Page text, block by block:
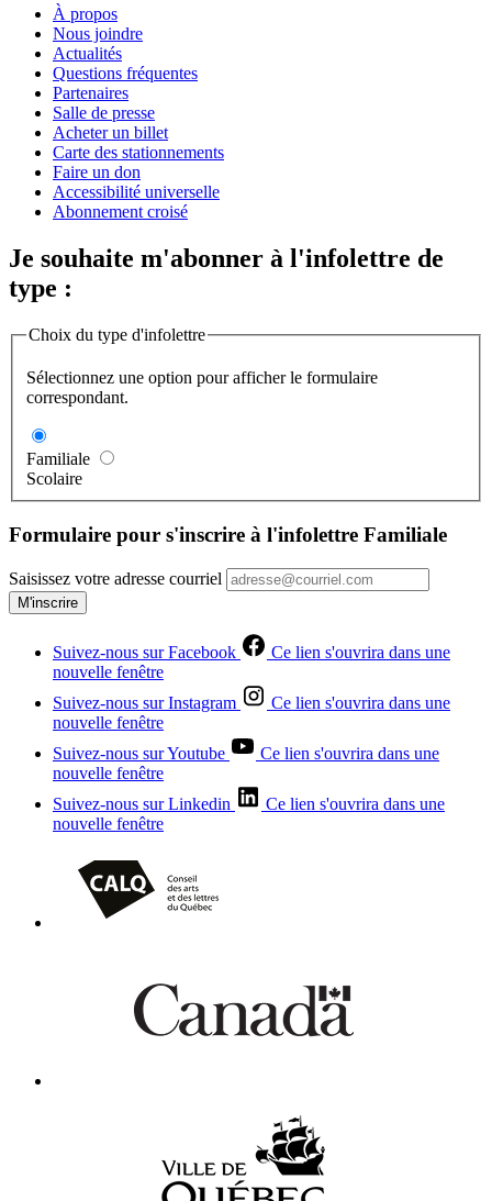
À propos
Nous joindre
Actualités
Questions fréquentes
Partenaires
Salle de presse
Acheter un billet
Carte des stationnements
Faire un don
Accessibilité universelle
Abonnement croisé
Je souhaite m'abonner à l'infolettre de
type :
Choix du type d'infolettre
Sélectionnez une option pour afficher le formulaire
correspondant.
Familiale
Scolaire
Formulaire pour s'inscrire à l'infolettre Familiale
Saisissez votre adresse courriel
M'inscrire
Suivez-nous sur Facebook
Ce lien s'ouvrira dans une
nouvelle fenêtre
Suivez-nous sur Instagram
Ce lien s'ouvrira dans une
nouvelle fenêtre
Suivez-nous sur Youtube
Ce lien s'ouvrira dans une
nouvelle fenêtre
Suivez-nous sur Linkedin
Ce lien s'ouvrira dans une
nouvelle fenêtre